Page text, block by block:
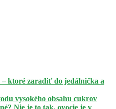
ktoré zaradiť do jedálnička a
vysokého obsahu cukrov
Nie je to tak, ovocie je v